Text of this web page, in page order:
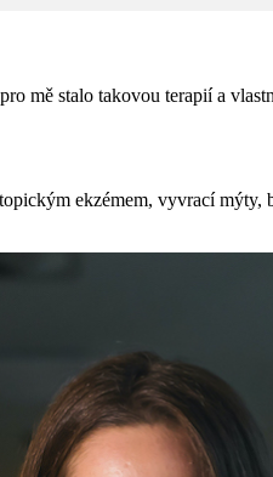
mě stalo takovou terapií a
ekzémem, vyvrací mýty,